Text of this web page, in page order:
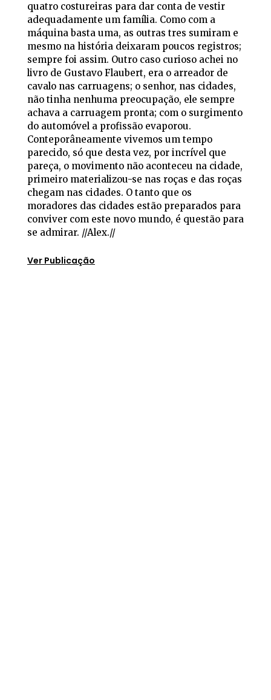
quatro costureiras para dar conta de vestir
adequadamente um família. Como com a
máquina basta uma, as outras tres sumiram e
mesmo na história deixaram poucos registros;
sempre foi assim. Outro caso curioso achei no
livro de Gustavo Flaubert, era o arreador de
cavalo nas carruagens; o senhor, nas cidades,
não tinha nenhuma preocupação, ele sempre
achava a carruagem pronta; com o surgimento
do automóvel a profissão evaporou.
Conteporâneamente vivemos um tempo
parecido, só que desta vez, por incrível que
pareça, o movimento não aconteceu na cidade,
primeiro materializou-se nas roças e das roças
chegam nas cidades. O tanto que os
moradores das cidades estão preparados para
conviver com este novo mundo, é questão para
se admirar. //Alex.//
Ver Publicação